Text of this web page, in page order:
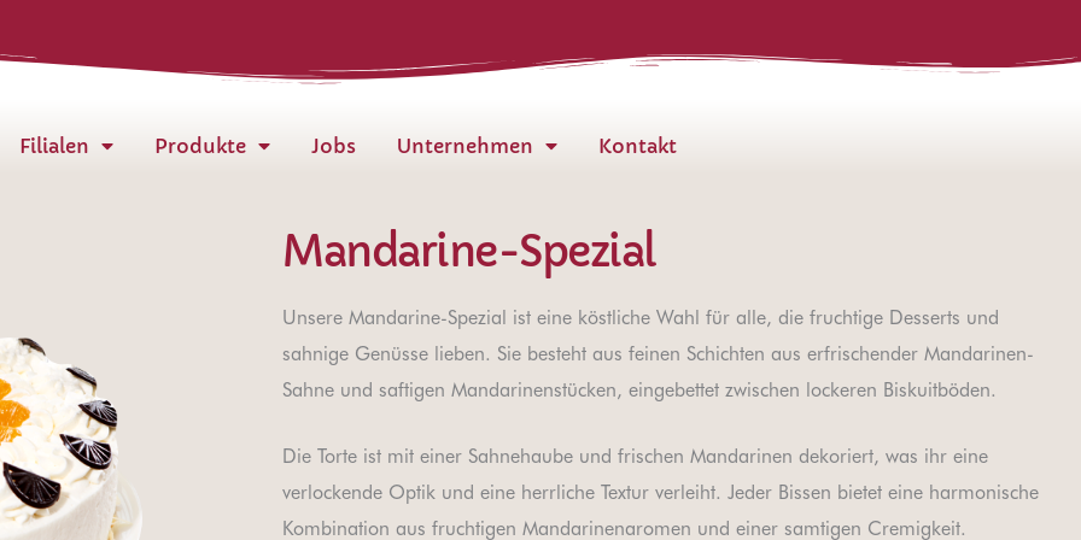
Filialen Produkte Jobs Unternehmen Kontakt
Mandarine-Spezial
Unsere Mandarine-Spezial ist eine köstliche Wahl für alle, die fruchtige Desserts und
sahnige Genüsse lieben. Sie besteht aus feinen Schichten aus erfrischender Mandarinen-
Sahne und saftigen Mandarinenstücken, eingebettet zwischen lockeren Biskuitböden.
Die Torte ist mit einer Sahnehaube und frischen Mandarinen dekoriert, was ihr eine
verlockende Optik und eine herrliche Textur verleiht. Jeder Bissen bietet eine harmonische
Kombination aus fruchtigen Mandarinenaromen und einer samtigen Cremigkeit.